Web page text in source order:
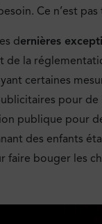
Ce n’est
dernières
de la
certaines
pour
publique pour
des enfants
bouger les